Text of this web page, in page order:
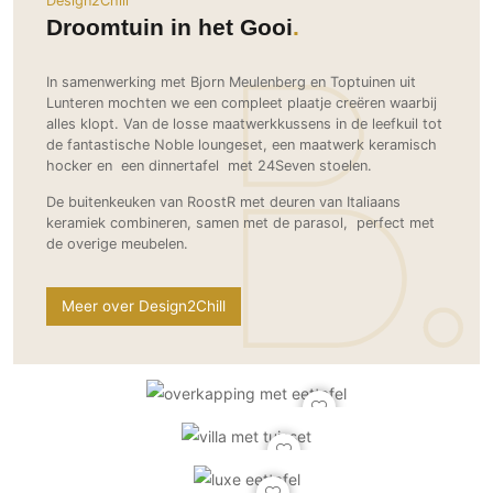
Woondecoratie
Roomdividers
Bedden
Meubels
Verlichting
Haarden
Interieurbouw
Trappen
Ramen
Deursystemen
Glazen wandsystemen
Vouwwanden
Garagedeuren
Zonwering
Buitenshutters
Tuinmeubelen
Omheining
Hekwerken en poorten
Zwembad en zwemvijver
Tuin wellness
Houten buitenvloeren
Kinderkamer
Slaapkamer
Thuisbioscoop
Toilet
Werkkamer
Wijnkelder
Buitenkijken
Bijgebouw / Poolhouse
Terrasoverkapping
Droomtuin in het Gooi
In samenwerking met Bjorn Meulenberg en Toptuinen uit
Lunteren mochten we een compleet plaatje creëren waarbij
alles klopt. Van de losse maatwerkkussens in de leefkuil tot
de fantastische Noble loungeset, een maatwerk keramisch
hocker en een dinnertafel met 24Seven stoelen.
De buitenkeuken van RoostR met deuren van Italiaans
keramiek combineren, samen met de parasol, perfect met
de overige meubelen.
Meer over Design2Chill